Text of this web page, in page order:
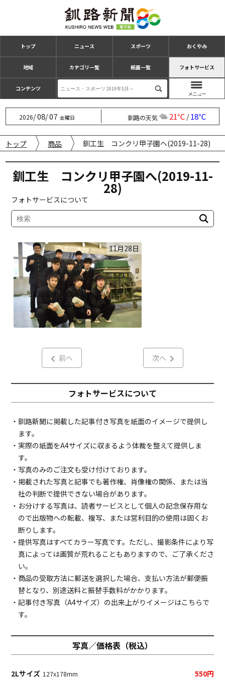
トップ ニュース スポーツ おくやみ
地域 カテゴリ一覧 紙面一覧 フォトサービス
コンテンツ
2026/08/07 金曜日 釧路の天気 21℃/18℃
トップ 商品 釧工生 コンクリ甲子園へ(2019-11-28)
釧工生 コンクリ甲子園へ(2019-11-
28)
フォトサービスについて
11月28日
前へ 次へ
フォトサービスについて
・釧路新聞に掲載した記事付き写真を紙面のイメージで提供し
ます。
・実際の紙面をA4サイズに収まるよう体裁を整えて提供しま
す。
・写真のみのご注文も受け付けております。
・掲載された写真と記事でも著作権、肖像権の関係、または当
社の判断で提供できない場合があります。
・お分けする写真は、読者サービスとして個人の記念保存用な
ので出版物への転載、複写、または営利目的の使用は固くお
断りします。
・提供写真はすべてカラー写真です。ただし、撮影条件により写
真によっては画質が荒れることもありますので、ご了承くださ
い。
・商品の受取方法に郵送を選択した場合、支払い方法が郵便振
替となり、別途送料と振替手数料がかかります。
・記事付き写真（A4サイズ）の出来上がりイメージはこちらで
す。
写真／価格表（税込）
2Lサイズ 127x178mm
550円